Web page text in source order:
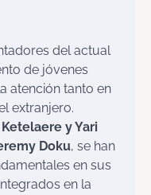
del actual
de jóvenes
atención tanto en
extranjero.
y Yari
Doku, se han
en sus
en la